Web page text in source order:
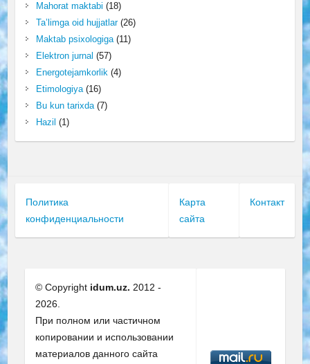
Mahorat maktabi (18)
Ta’limga oid hujjatlar(26)
Maktab psixologiga(11)
Elektron jurnal (57)
Energotejamkorlik(4)
Etimologiya(16)
Bu kun tarixda(7)
Hazil (1)
Политика
конфиденциальности
Карта
сайта
Контакт
© Copyright idum.uz. 2012 -
2026.
При полном или частичном
копировании и использовании
материалов данного сайта